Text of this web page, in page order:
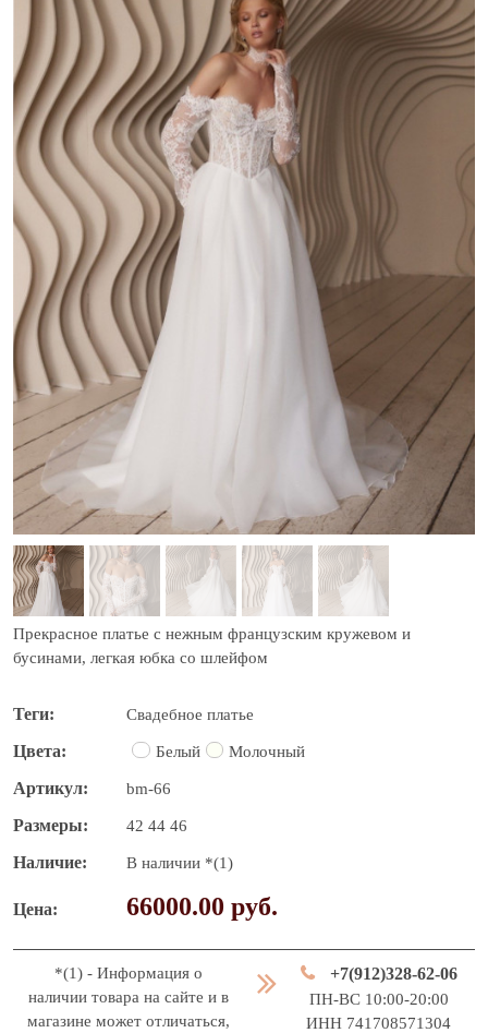
Прекрасное платье с нежным французским кружевом и
бусинами, легкая юбка со шлейфом
Теги Свадебное платье
Цвета Белый Молочный
Артикул bm-66
Размеры 42 44 46
Наличие В наличии *(1)
Цена 66000.00 руб.
*(1) - Информация о
наличии товара на сайте и в
магазине может отличаться,
+7(912)328-62-06
ПН-ВС 10:00-20:00
ИНН 741708571304